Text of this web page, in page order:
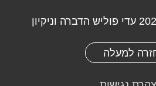
עדי פוליש הדברה וניקיון
למעלה